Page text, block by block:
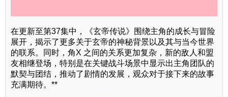
在更新至第37集中，《玄帝传说》围绕主角的成长与冒险
展开，揭示了更多关于玄帝的神秘背景以及其与当今世界
的联系。同时，角X 之间的关系更加复杂，新的敌人和盟
友相继登场，特别是在关键战斗场景中显示出主角团队的
默契与团结，推动了剧情的发展，观众对于接下来的故事
充满期待。**